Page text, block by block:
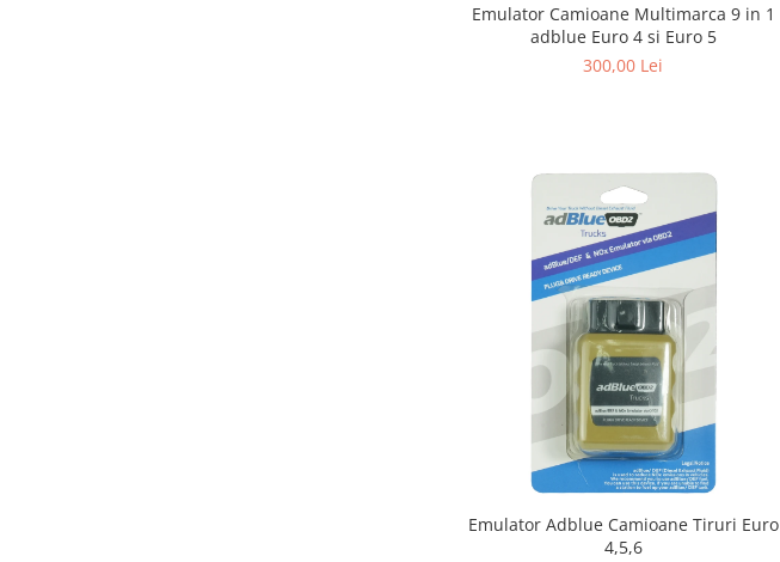
Emulator Camioane Multimarca 9 in 1
adblue Euro 4 si Euro 5
300,00 Lei
Emulator Adblue Camioane Tiruri Euro
4,5,6